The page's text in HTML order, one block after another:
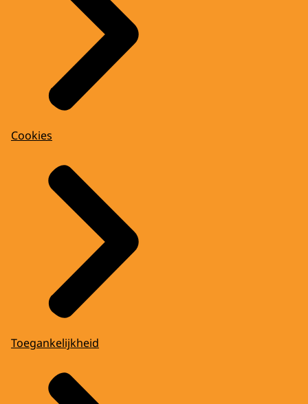
Cookies
Toegankelijkheid